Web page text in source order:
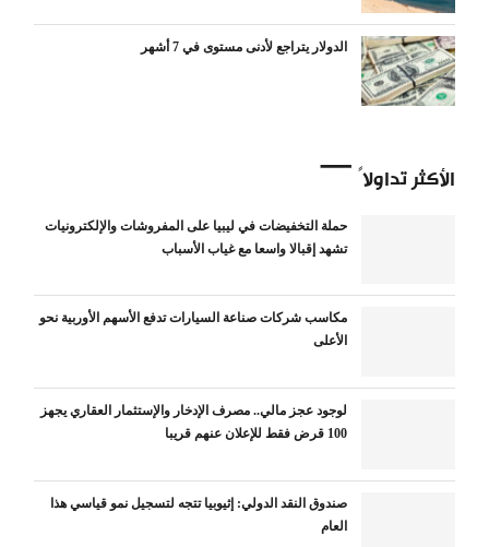
الدولار يتراجع لأدنى مستوى في 7 أشهر
الأكثر تداولاً
حملة التخفيضات في ليبيا على المفروشات والإلكترونيات
تشهد إقبالا واسعا مع غياب الأسباب
مكاسب شركات صناعة السيارات تدفع الأسهم الأوربية نحو
الأعلى
لوجود عجز مالي.. مصرف الإدخار والإستثمار العقاري يجهز
100 قرض فقط للإعلان عنهم قريبا
صندوق النقد الدولي: إثيوبيا تتجه لتسجيل نمو قياسي هذا
العام